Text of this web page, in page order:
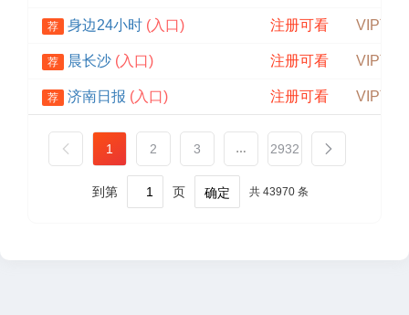
荐 身边24小时 (入口) 注册可看 VIP可见
荐 晨长沙 (入口) 注册可看 VIP可见
荐 济南日报 (入口) 注册可看 VIP可见
 1 2 3 … 2932 
到第 页 确定 共 43970 条